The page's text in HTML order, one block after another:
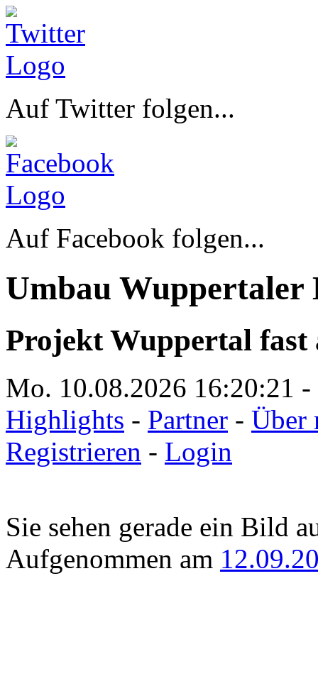
Auf Twitter folgen...
Auf Facebook folgen...
Umbau Wuppertaler
Projekt Wuppertal fast
Mo. 10.08.2026 16:20:21 -
Highlights - Partner - Über
Registrieren - Login
Sie sehen gerade ein Bild
Aufgenommen am